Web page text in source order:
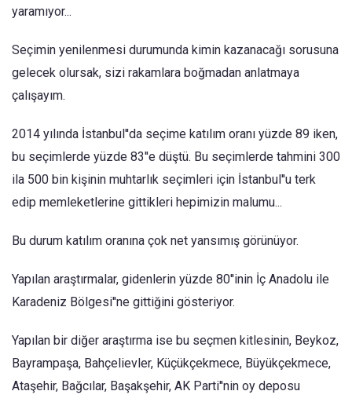
yaramıyor...
Seçimin yenilenmesi durumunda kimin kazanacağı sorusuna
gelecek olursak, sizi rakamlara boğmadan anlatmaya
çalışayım.
2014 yılında İstanbul''da seçime katılım oranı yüzde 89 iken,
bu seçimlerde yüzde 83''e düştü. Bu seçimlerde tahmini 300
ila 500 bin kişinin muhtarlık seçimleri için İstanbul''u terk
edip memleketlerine gittikleri hepimizin malumu...
Bu durum katılım oranına çok net yansımış görünüyor.
Yapılan araştırmalar, gidenlerin yüzde 80''inin İç Anadolu ile
Karadeniz Bölgesi''ne gittiğini gösteriyor.
Yapılan bir diğer araştırma ise bu seçmen kitlesinin, Beykoz,
Bayrampaşa, Bahçelievler, Küçükçekmece, Büyükçekmece,
Ataşehir, Bağcılar, Başakşehir, AK Parti''nin oy deposu